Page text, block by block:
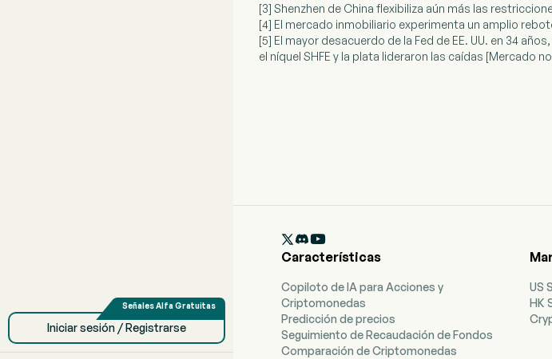
Iniciar sesión / Registrarse
[3] Shenzhen de China flexibiliza aún más las
[4] El mercado inmobiliario experimenta un amplio
[5] El mayor desacuerdo de la Fed de EE. UU. en 34
el níquel SHFE y la plata lideraron las caídas [Mercado

Características
Copiloto de IA para Acciones y
Criptomonedas
Predicción de precios
Seguimiento de Recaudación de Fondos
Comparación de Criptomonedas
US
HK